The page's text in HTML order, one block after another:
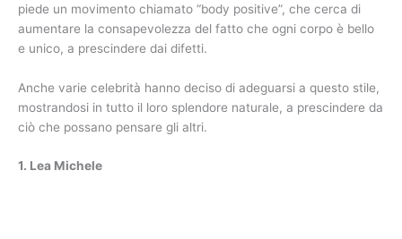
piede un movimento chiamato “body positive”, che cerca di
aumentare la consapevolezza del fatto che ogni corpo è bello
e unico, a prescindere dai difetti.
Anche varie celebrità hanno deciso di adeguarsi a questo stile,
mostrandosi in tutto il loro splendore naturale, a prescindere da
ciò che possano pensare gli altri.
1. Lea Michele